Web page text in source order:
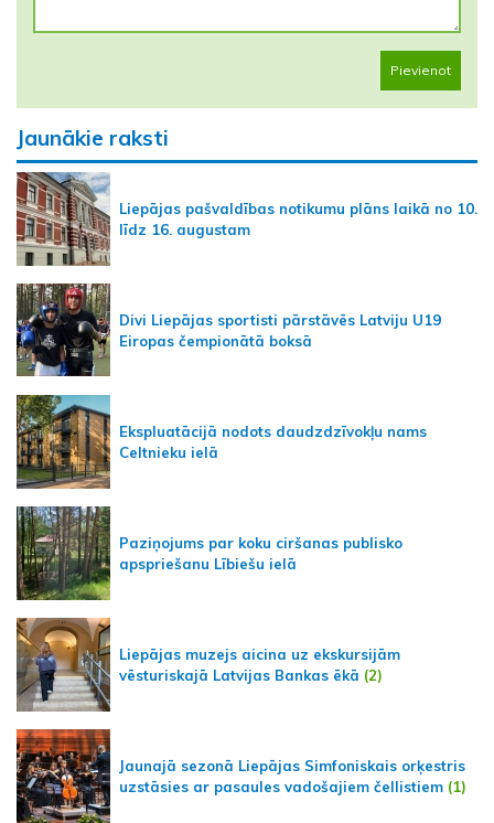
Pievienot
Jaunākie raksti
Liepājas pašvaldības notikumu plāns laikā no 10.
līdz 16. augustam
Divi Liepājas sportisti pārstāvēs Latviju U19
Eiropas čempionātā boksā
Ekspluatācijā nodots daudzdzīvokļu nams
Celtnieku ielā
Paziņojums par koku ciršanas publisko
apspriešanu Lībiešu ielā
Liepājas muzejs aicina uz ekskursijām
vēsturiskajā Latvijas Bankas ēkā (2)
Jaunajā sezonā Liepājas Simfoniskais orķestris
uzstāsies ar pasaules vadošajiem čellistiem (1)